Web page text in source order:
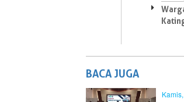
BACA JUGA